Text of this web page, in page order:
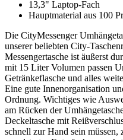
13,3" Laptop-Fach
Hauptmaterial aus 100
Die CityMessenger
unserer beliebten City-
Messengertasche ist äußerst
mit 15 Liter Volumen passen
Getränkeflasche und alles
Eine gute Innenorganisation
Ordnung. Wichtiges wie
am Rücken der
Deckeltasche mit
schnell zur Hand sein müssen,